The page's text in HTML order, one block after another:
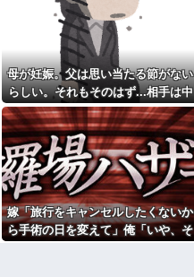
が、雪の中うちの息子に会いに
来ようとしたらしく...
【画像】俺たちの姫本田望
結、久しぶりに画像を投稿した
結果→やっぱりワイらの姫だっ
たw w w w w w w w w w
寺田心、週6ジム通いで体重
62kg→82kgに 110kgのベンチ
プレス持ち上げる姿披露
【仰天】X、メンエス嬢とラウ
ンジ嬢が熾烈な女の争いを繰り
広げ対戦型になってしまうw w
w w w w w w
お前ら「日本も核武装汁！」
←１万発の核弾頭どこに
【画像】居酒屋さん、6人で長
居して会計4939円しか使わない
母が妊娠。父は思い当たる節がない
らしい。それもそのはず...相手は中
1の...
嫁「旅行をキャンセルしたくないか
ら手術の日を変えて」俺「いや、そ